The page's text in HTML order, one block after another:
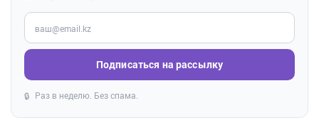
Введите ваш e-mail
Подписаться на рассылку
🔒 Раз в неделю. Без спама.